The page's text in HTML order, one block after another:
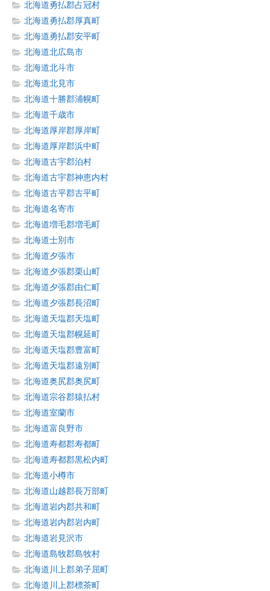
北海道勇払郡占冠村
北海道勇払郡厚真町
北海道勇払郡安平町
北海道北広島市
北海道北斗市
北海道北見市
北海道十勝郡浦幌町
北海道千歳市
北海道厚岸郡厚岸町
北海道厚岸郡浜中町
北海道古宇郡泊村
北海道古宇郡神恵内村
北海道古平郡古平町
北海道名寄市
北海道増毛郡増毛町
北海道士別市
北海道夕張市
北海道夕張郡栗山町
北海道夕張郡由仁町
北海道夕張郡長沼町
北海道天塩郡天塩町
北海道天塩郡幌延町
北海道天塩郡豊富町
北海道天塩郡遠別町
北海道奥尻郡奥尻町
北海道宗谷郡猿払村
北海道室蘭市
北海道富良野市
北海道寿都郡寿都町
北海道寿都郡黒松内町
北海道小樽市
北海道山越郡長万部町
北海道岩内郡共和町
北海道岩内郡岩内町
北海道岩見沢市
北海道島牧郡島牧村
北海道川上郡弟子屈町
北海道川上郡標茶町